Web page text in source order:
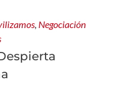
, Negociación